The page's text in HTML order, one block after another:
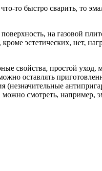
то быстро сварить, то
на газовой
эстетических, нет,
свойства, простой уход,
оставлять
(незначительные
смотреть, например,